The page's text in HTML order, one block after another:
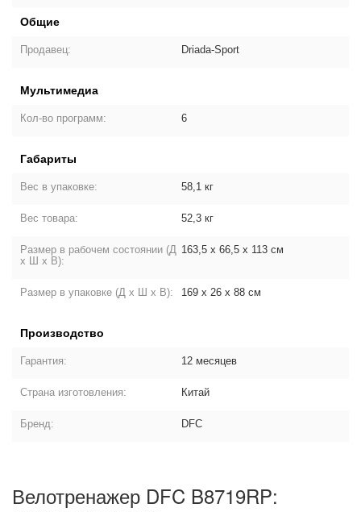
Общие
Продавец: Driada-Sport
Мультимедиа
Кол-во программ: 6
Габариты
Вес в упаковке: 58,1 кг
Вес товара: 52,3 кг
Размер в рабочем состоянии (Д
х Ш х В):
163,5 х 66,5 х 113 см
Размер в упаковке (Д х Ш х В): 169 х 26 х 88 см
Производство
Гарантия: 12 месяцев
Страна изготовления: Китай
Бренд: DFC
Велотренажер DFC B8719RP: